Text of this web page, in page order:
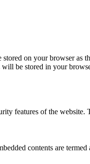
on your browser as
will be stored in your
features of the website.
contents are termed